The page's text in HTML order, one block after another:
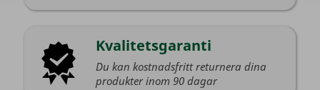
Kvalitetsgaranti
Du kan kostnadsfritt returnera dina
produkter inom 90 dagar